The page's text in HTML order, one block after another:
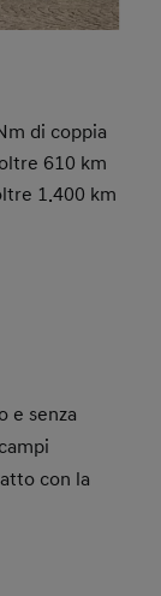
di coppia
610 km
1.400 km
e senza
con la